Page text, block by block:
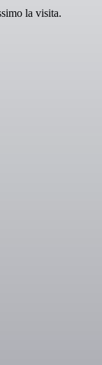
la visita.